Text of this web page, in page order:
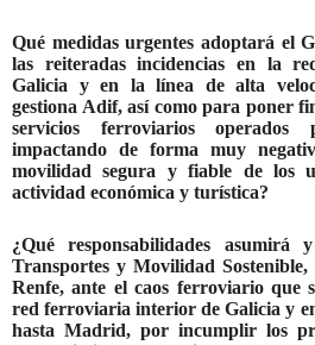
Qué medidas urgentes adoptará el
las reiteradas incidencias en la
Galicia y en la línea de alta
gestiona Adif, así como para poner
servicios ferroviarios
impactando de forma muy
movilidad segura y fiable de los
actividad económica y turística?
¿Qué responsabilidades
Transportes y Movilidad
Renfe, ante el caos ferroviario que
red ferroviaria interior de Galicia y
hasta Madrid, por incumplir los